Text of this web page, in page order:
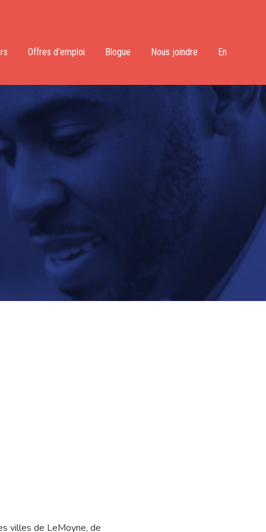
Offres d’emploi Blogue Nous joindre En
villes de LeMoyne, de